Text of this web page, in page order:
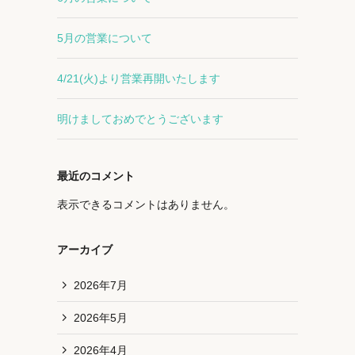
5月の営業について
4/21(火)より営業再開いたします
明けましておめでとうございます
最近のコメント
表示できるコメントはありません。
アーカイブ
2026年7月
2026年5月
2026年4月